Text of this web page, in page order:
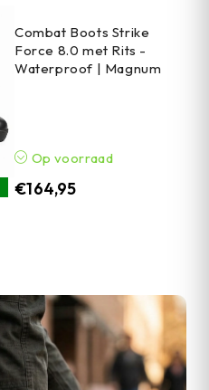
Combat Boots Strike
Force 8.0 met Rits -
Waterproof | Magnum
Op voorraad
€164,95